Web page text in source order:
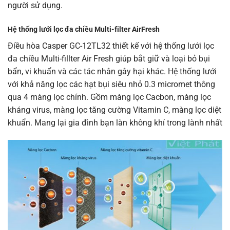
người sử dụng.
Hệ thống lưới lọc đa chiều Multi-filter AirFresh
Điều hòa Casper GC-12TL32 thiết kế với hệ thống lưới lọc
đa chiều Multi-fillter Air Fresh giúp bắt giữ và loại bỏ bụi
bẩn, vi khuẩn và các tác nhân gây hại khác. Hệ thống lưới
với khả năng lọc các hạt bụi siêu nhỏ 0.3 micromet thông
qua 4 màng lọc chính. Gồm màng lọc Cacbon, màng lọc
kháng virus, màng lọc tăng cường Vitamin C, màng lọc diệt
khuẩn. Mang lại gia đình bạn làn không khí trong lành nhất